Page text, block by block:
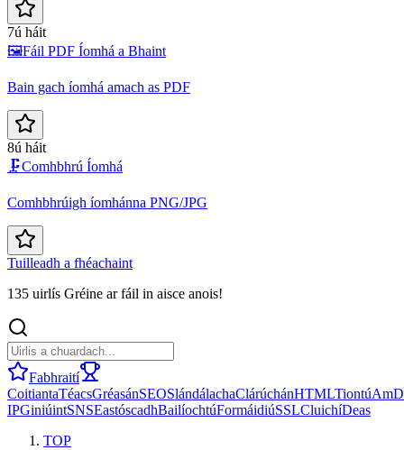
7ú háit
🖼️Fáil PDF Íomhá a Bhaint
Bain gach íomhá amach as PDF
8ú háit
🗜️Comhbhrú Íomhá
Comhbhrúigh íomhánna PNG/JPG
Tuilleadh a fhéachaint
135 uirlís Gréine ar fáil in aisce anois!
Fabhraití
CoitiantaTéacsGréasánSEOSlándálachaClárúchánHTMLTiontúAm
IPGiniúintSNSEastóscadhBailíochtúFormáidiúSSLCluichíDeas
TOP